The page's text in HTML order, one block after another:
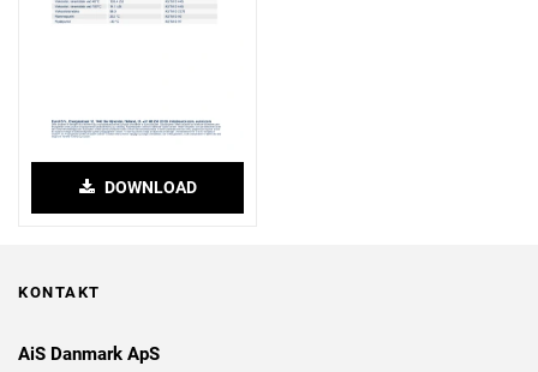
DOWNLOAD
KONTAKT
AiS Danmark ApS